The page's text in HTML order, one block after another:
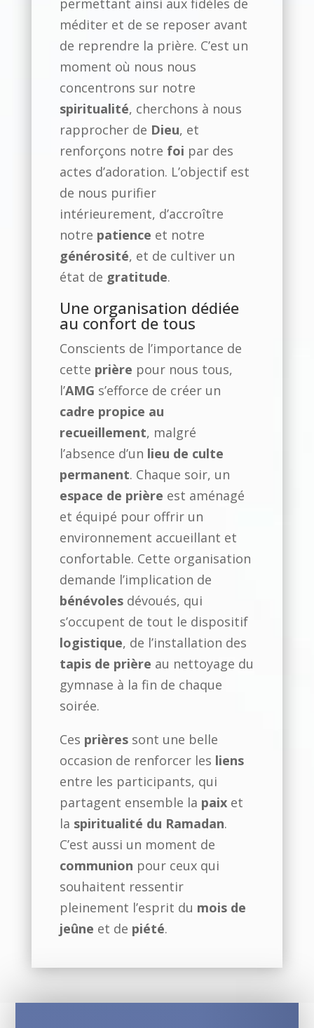
méditer et de se reposer avant
de reprendre la prière. C’est un
moment où nous nous
concentrons sur notre
spiritualité, cherchons à nous
rapprocher de Dieu, et
renforçons notre foi par des
actes d’adoration. L’objectif est
de nous purifier
intérieurement, d’accroître
notre patience et notre
générosité, et de cultiver un
état de gratitude.
Une organisation dédiée
au confort de tous
Conscients de l’importance de
cette prière pour nous tous,
l’AMG s’efforce de créer un
cadre propice au
recueillement, malgré
l’absence d’un lieu de culte
permanent. Chaque soir, un
espace de prière est aménagé
et équipé pour offrir un
environnement accueillant et
confortable. Cette organisation
demande l’implication de
bénévolesdévoués, qui
s’occupent de tout le dispositif
logistique, de l’installation des
tapis de prière au nettoyage du
gymnase à la fin de chaque
soirée.
Ces prièressont une belle
occasion de renforcer les liens
entre les participants, qui
partagent ensemble la paixet
la spiritualité du Ramadan.
C’est aussi un moment de
communion pour ceux qui
souhaitent ressentir
pleinement l’esprit du mois de
jeûne et de piété.